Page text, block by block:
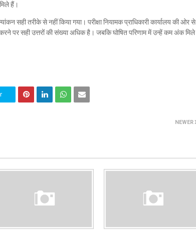
हैं।
सही तरीके से नहीं किया गया। परीक्षा नियामक प्राधिकारी कार्यालय की ओर से
पर सही उत्तरों की संख्या अधिक है। जबकि घोषित परिणाम में उन्हें कम अंक मिले
NEWER